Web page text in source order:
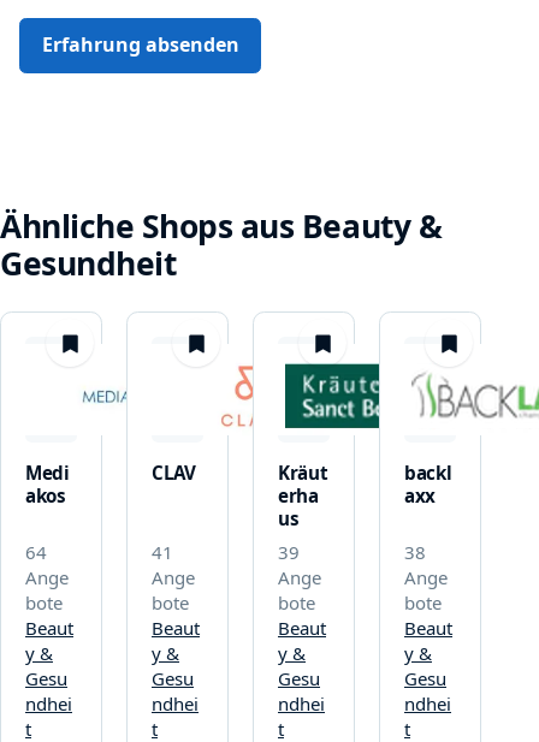
Erfahrung absenden
Ähnliche Shops aus Beauty &
Gesundheit
merken
Medi
akos
64
Ange
bote
Beaut
y &
Gesu
ndhei
t
merken
CLAV
41
Ange
bote
Beaut
y &
Gesu
ndhei
t
merken
Kräut
erha
us
39
Ange
bote
Beaut
y &
Gesu
ndhei
t
merken
backl
axx
38
Ange
bote
Beaut
y &
Gesu
ndhei
t